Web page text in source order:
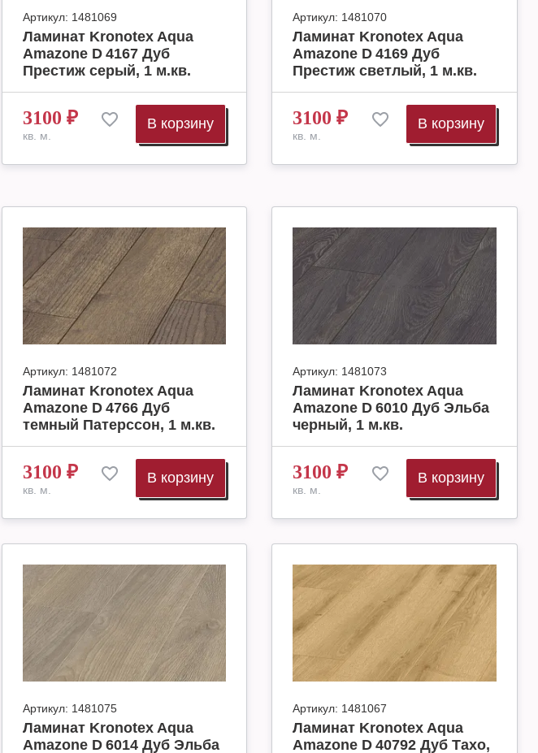
Артикул: 1481069
Ламинат Kronotex Aqua
Amazone D 4167 Дуб
Престиж серый, 1 м.кв.
3100 ₽
кв. м.
В корзину
Артикул: 1481070
Ламинат Kronotex Aqua
Amazone D 4169 Дуб
Престиж светлый, 1 м.кв.
3100 ₽
кв. м.
В корзину
Артикул: 1481072
Ламинат Kronotex Aqua
Amazone D 4766 Дуб
темный Патерссон, 1 м.кв.
3100 ₽
кв. м.
В корзину
Артикул: 1481073
Ламинат Kronotex Aqua
Amazone D 6010 Дуб Эльба
черный, 1 м.кв.
3100 ₽
кв. м.
В корзину
Артикул: 1481075
Ламинат Kronotex Aqua
Amazone D 6014 Дуб Эльба
Артикул: 1481067
Ламинат Kronotex Aqua
Amazone D 40792 Дуб Тахо,